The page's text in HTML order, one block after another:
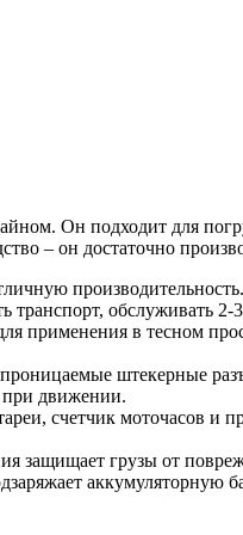
Он подходит для
– он достаточно
транспорт, обслуживать
применения в тесном
штекерные
при движении.
счетчик моточасов и
защищает грузы от
аккумуляторную